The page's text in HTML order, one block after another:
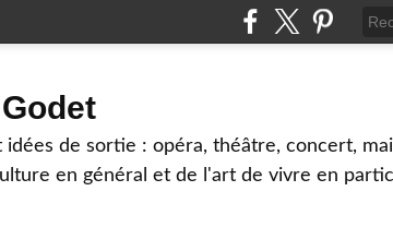
idées de sortie : opéra, théâtre, concert,
en général et de l'art de vivre en